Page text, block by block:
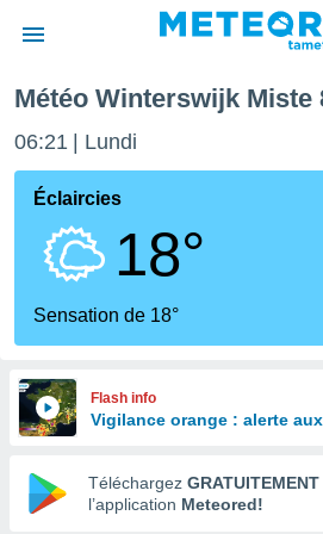
de
Météo Winterswijk Miste
06:21 Lundi
Éclaircies
18°
Sensation de 18°
Flash info
Vigilance orange : alerte
Téléchargez GRATUITEMENT
l’application Meteored!